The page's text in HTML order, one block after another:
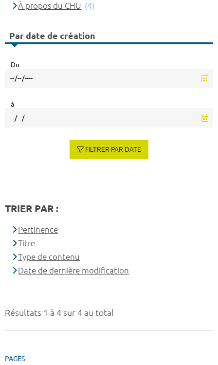
Résultats 1 à 4 sur 4 au total
PAGES
À propos du CHU (4)
Par date de création
Du
à
FILTRER PAR DATE
TRIER PAR :
Pertinence
Titre
Type de contenu
Date de dernière modification